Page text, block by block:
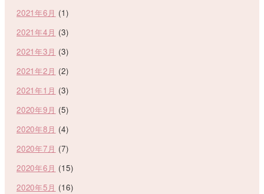
2021年6月 (1)
2021年4月 (3)
2021年3月 (3)
2021年2月 (2)
2021年1月 (3)
2020年9月 (5)
2020年8月 (4)
2020年7月 (7)
2020年6月 (15)
2020年5月 (16)